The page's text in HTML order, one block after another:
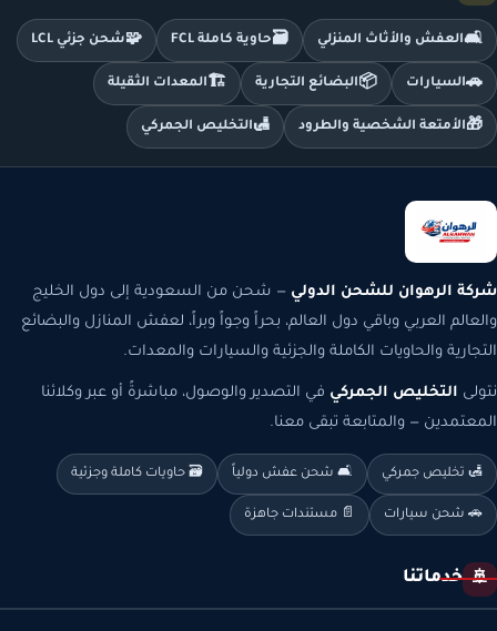
🛋️العفش والأثاث المنزلي 🗃️حاوية كاملة FCL 🧩شحن جزئي LCL
🚗السيارات 📦البضائع التجارية 🏗️ المعدات الثقيلة
🎁الأمتعة الشخصية والطرود 🛃التخليص الجمركي
شركة الرهوان للشحن الدولي — شحن من السعودية إلى دول الخليج
والعالم العربي وباقي دول العالم، بحراً وجواً وبراً، لعفش المنازل والبضائع
التجارية والحاويات الكاملة والجزئية والسيارات والمعدات.
نتولى التخليص الجمركي في التصدير والوصول، مباشرةً أو عبر وكلائنا
المعتمدين — والمتابعة تبقى معنا.
🛃 تخليص جمركي 🛋️ شحن عفش دولياً 🗃️ حاويات كاملة وجزئية
🚗 شحن سيارات 📄 مستندات جاهزة
🚢 خدماتنا